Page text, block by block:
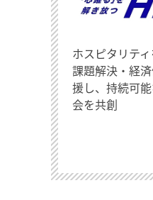
ホスピタリテ
課題解決・経
援し、持続可
会を共創